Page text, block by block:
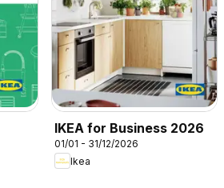
IKEA for Business 2026
01/01 - 31/12/2026
Ikea